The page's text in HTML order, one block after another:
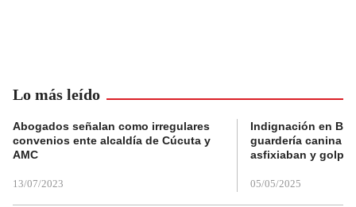
Lo más leído
Abogados señalan como irregulares
convenios ente alcaldía de Cúcuta y
AMC
13/07/2023
Indignación en
guardería canina
asfixiaban y
05/05/2025